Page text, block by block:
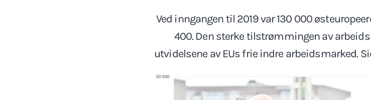
Ved inngangen til 2019 var 130 000
400. Den sterke tilstrømmingen av
utvidelsene av EUs frie indre arbeidsmarked.